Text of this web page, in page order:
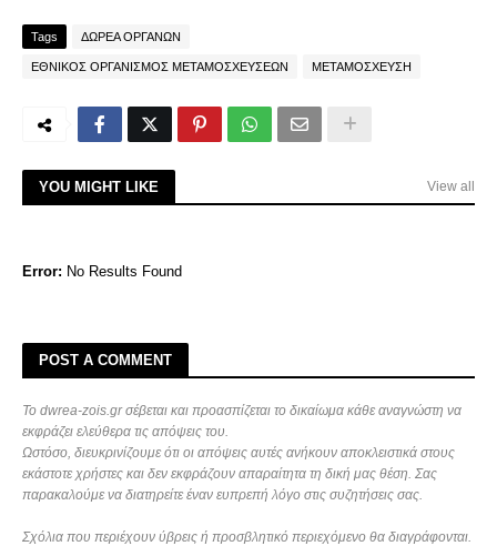
Tags ΔΩΡΕΑ ΟΡΓΑΝΩΝ
ΕΘΝΙΚΟΣ ΟΡΓΑΝΙΣΜΟΣ ΜΕΤΑΜΟΣΧΕΥΣΕΩΝ ΜΕΤΑΜΟΣΧΕΥΣΗ
YOU MIGHT LIKE View all
Error: No Results Found
POST A COMMENT
Το dwrea-zois.gr σέβεται και προασπίζεται το δικαίωμα κάθε αναγνώστη να
εκφράζει ελεύθερα τις απόψεις του.
Ωστόσο, διευκρινίζουμε ότι οι απόψεις αυτές ανήκουν αποκλειστικά στους
εκάστοτε χρήστες και δεν εκφράζουν απαραίτητα τη δική μας θέση. Σας
παρακαλούμε να διατηρείτε έναν ευπρεπή λόγο στις συζητήσεις σας.
Σχόλια που περιέχουν ύβρεις ή προσβλητικό περιεχόμενο θα διαγράφονται.